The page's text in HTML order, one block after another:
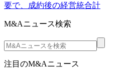
要で、成約後の経営統合計
M&Aニュース検索
注目のM&Aニュース